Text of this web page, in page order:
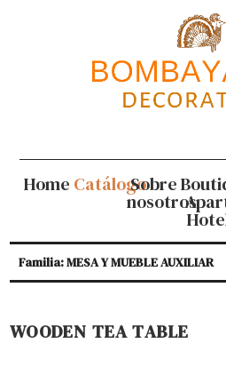
Home CatálogoSobre
nosotros
Familia: MESA Y MUEBLE AUXILIAR
WOODEN TEA TABLE